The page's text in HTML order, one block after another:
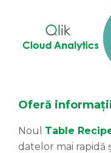
Oferă
Noul Table
datelor mai rapidă